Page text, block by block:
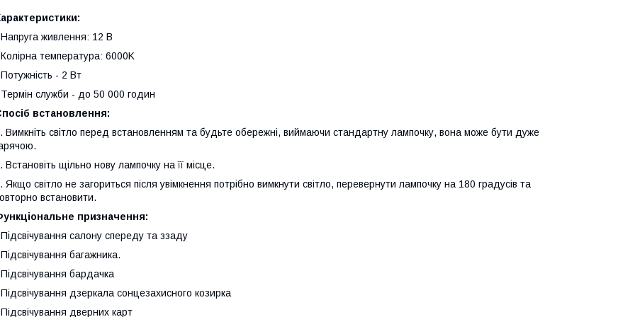
живлення: 12 В
температура: 6000K
- 2 Вт
служби - до 50 000 годин
встановлення:
Вимкніть світло перед встановленням та будьте обережні, виймаючи стандартну лампочку, вона може бути дуже
Встановіть щільно нову лампочку на її місце.
Якщо світло не загориться після увімкнення потрібно вимкнути світло, перевернути лампочку на 180 градусів та
встановити.
призначення:
салону спереду та ззаду
багажника.
бардачка
дзеркала сонцезахисного козирка
дверних карт